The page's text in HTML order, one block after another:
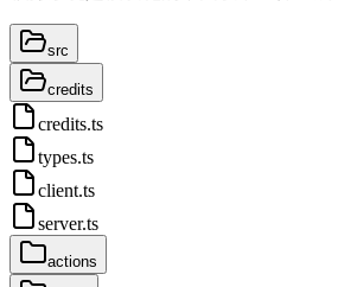
src
credits
credits.ts
types.ts
client.ts
server.ts
actions